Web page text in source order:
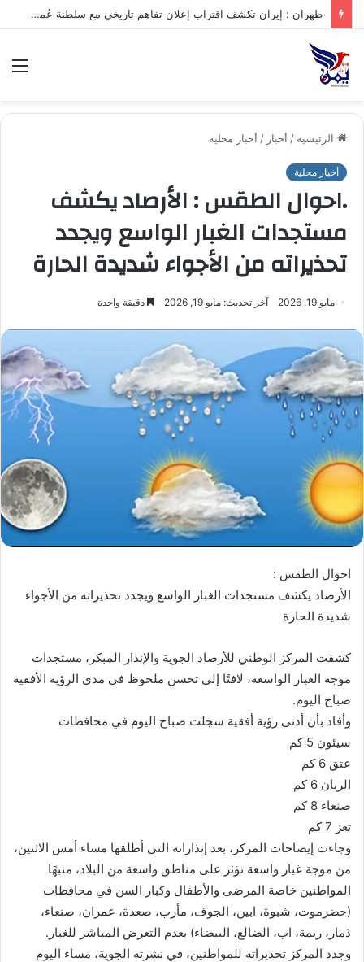
.تعرف على متوسط أسعار الذهب في صنعاء وعدن الخميس – 06/08/2026
الرئيسية / أخبار / أخبار محلية
أخبار محلية
.احوال الطقس : الأرصاد يكشف
مستجدات الغبار الواسع ويجدد
تحذيراته من الأجواء شديدة الحارة
مايو 19, 2026 آخر تحديث: مايو 19, 2026 دقيقة واحدة
احوال الطقس :
الأرصاد يكشف مستجدات الغبار الواسع ويجدد تحذيراته من الأجواء
شديدة الحارة
كشفت المركز الوطني للأرصاد الجوية والإنذار المبكر، مستجدات
موجة الغبار الواسعة، لافتًا إلى تحسن ملحوظ في مدى الرؤية الأفقية
صباح اليوم.
وأفاد بأن أدنى رؤية أفقية سجلت صباح اليوم في محافظات
سيئون 5 كم
عتق 6 كم
الريان 6 كم
صنعاء 8 كم
تعز 7 كم
وجاءت إيضاحات المركز، بعد إنذاراته التي أطلقها مساء أمس الاثنين،
من موجة غبار واسعة تؤثر على مناطق واسعة من البلاد، منبهًا
المواطنين خاصة المرضى والأطفال وكبار السن في محافظات
(حضرموت، شبوة، ابين، الجوف، مأرب، صعدة، عمران، صنعاء،
ذمار، ريمة، اب، الضالع، البيضاء) بعدم التعرض المباشر للغبار.
وجدد المركز تحذيراته للمواطنين، في نشرته الجوية، مساء اليوم